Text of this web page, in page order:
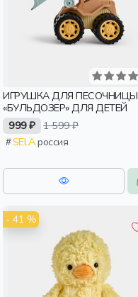
ИГРУШКА ДЛЯ ПЕСОЧНИЦЫ
«БУЛЬДОЗЕР» ДЛЯ ДЕТЕЙ
999 ₽ 1 599 ₽
SELAроссия
- 41 %